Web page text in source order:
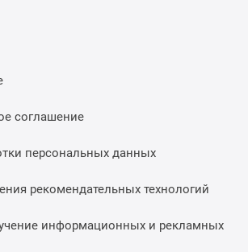
соглашение
персональных данных
рекомендательных технологий
информационных и рекламных